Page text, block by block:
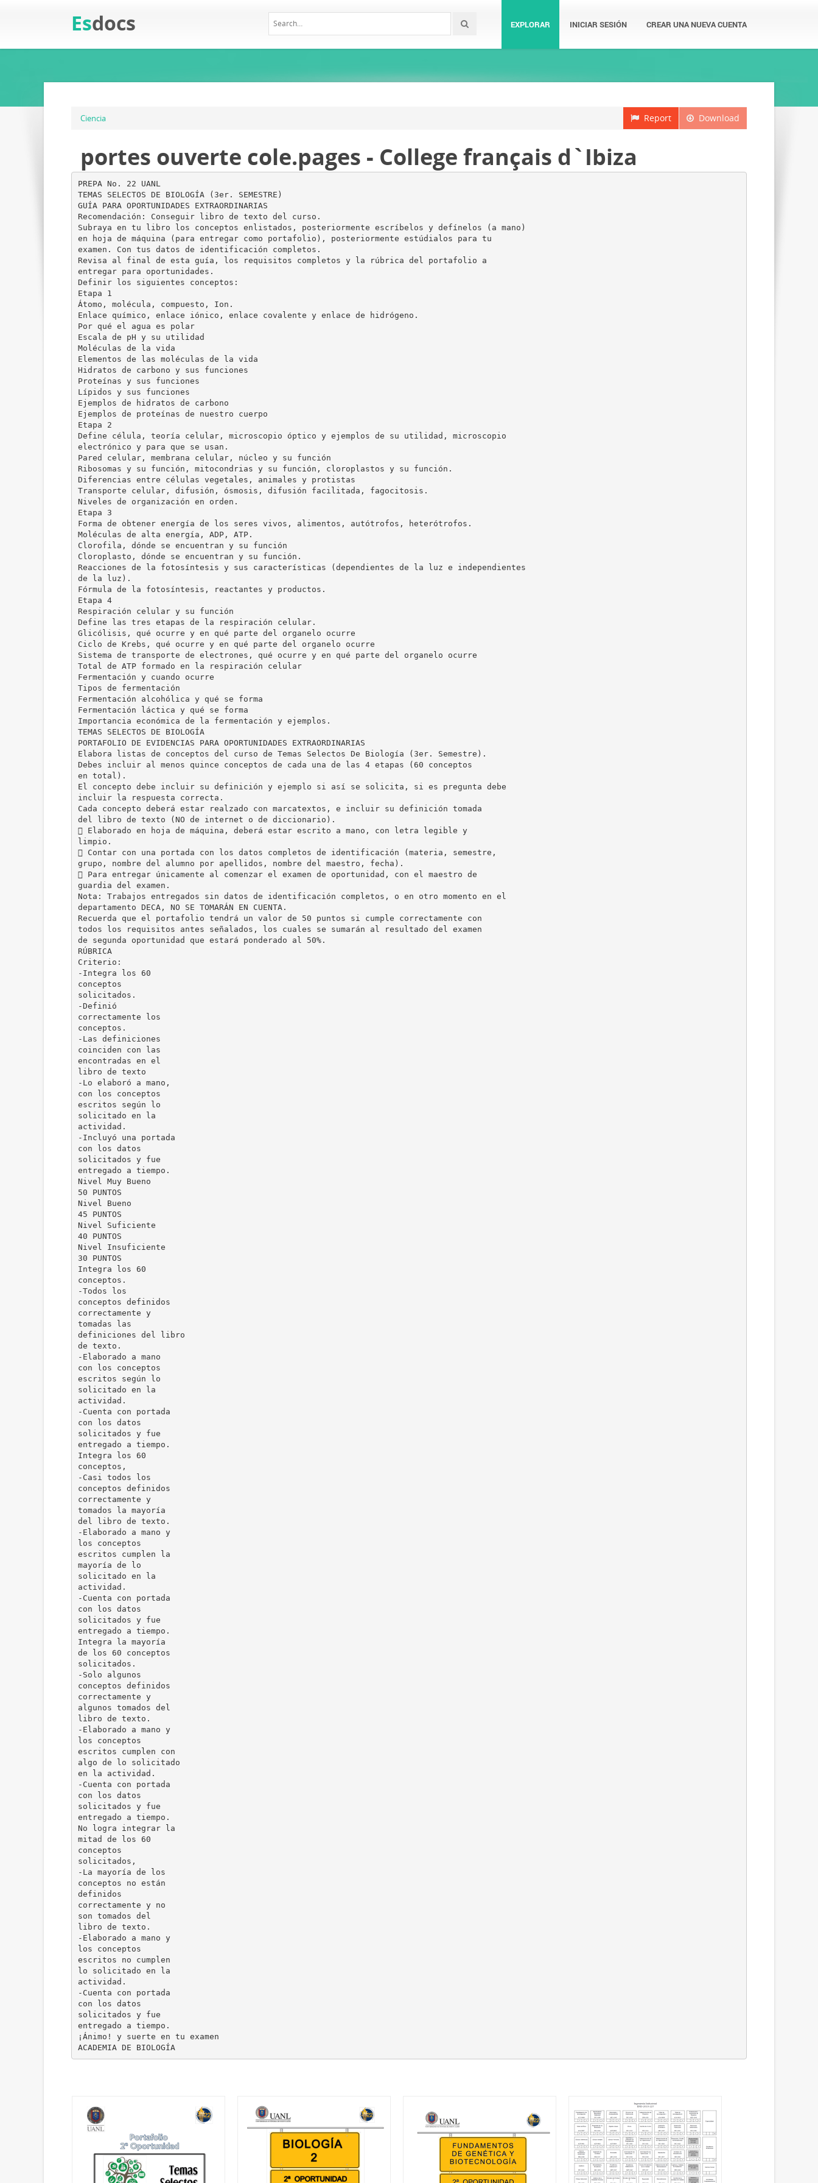
Esdocs EXPLORAR INICIAR SESIÓN CREAR UNA NUEVA CUENTA
Download
Report
Ciencia
portes ouverte cole.pages - College français d`Ibiza
PREPA No. 22 UANL
TEMAS SELECTOS DE BIOLOGÍA (3er. SEMESTRE)
GUÍA PARA OPORTUNIDADES EXTRAORDINARIAS
Recomendación: Conseguir libro de texto del curso.
Subraya en tu libro los conceptos enlistados, posteriormente escríbelos y defínelos (a mano)
en hoja de máquina (para entregar como portafolio), posteriormente estúdialos para tu
examen. Con tus datos de identificación completos.
Revisa al final de esta guía, los requisitos completos y la rúbrica del portafolio a
entregar para oportunidades.
Definir los siguientes conceptos:
Etapa 1
Átomo, molécula, compuesto, Ion.
Enlace químico, enlace iónico, enlace covalente y enlace de hidrógeno.
Por qué el agua es polar
Escala de pH y su utilidad
Moléculas de la vida
Elementos de las moléculas de la vida
Hidratos de carbono y sus funciones
Proteínas y sus funciones
Lípidos y sus funciones
Ejemplos de hidratos de carbono
Ejemplos de proteínas de nuestro cuerpo
Etapa 2
Define célula, teoría celular, microscopio óptico y ejemplos de su utilidad, microscopio
electrónico y para que se usan.
Pared celular, membrana celular, núcleo y su función
Ribosomas y su función, mitocondrias y su función, cloroplastos y su función.
Diferencias entre células vegetales, animales y protistas
Transporte celular, difusión, ósmosis, difusión facilitada, fagocitosis.
Niveles de organización en orden.
Etapa 3
Forma de obtener energía de los seres vivos, alimentos, autótrofos, heterótrofos.
Moléculas de alta energía, ADP, ATP.
Clorofila, dónde se encuentran y su función
Cloroplasto, dónde se encuentran y su función.
Reacciones de la fotosíntesis y sus características (dependientes de la luz e independientes
de la luz).
Fórmula de la fotosíntesis, reactantes y productos.
Etapa 4
Respiración celular y su función
Define las tres etapas de la respiración celular.
Glicólisis, qué ocurre y en qué parte del organelo ocurre
Ciclo de Krebs, qué ocurre y en qué parte del organelo ocurre
Sistema de transporte de electrones, qué ocurre y en qué parte del organelo ocurre
Total de ATP formado en la respiración celular
Fermentación y cuando ocurre
Tipos de fermentación
Fermentación alcohólica y qué se forma
Fermentación láctica y qué se forma
Importancia económica de la fermentación y ejemplos.
TEMAS SELECTOS DE BIOLOGÍA
PORTAFOLIO DE EVIDENCIAS PARA OPORTUNIDADES EXTRAORDINARIAS
Elabora listas de conceptos del curso de Temas Selectos De Biología (3er. Semestre).
Debes incluir al menos quince conceptos de cada una de las 4 etapas (60 conceptos
en total).
El concepto debe incluir su definición y ejemplo si así se solicita, si es pregunta debe
incluir la respuesta correcta.
Cada concepto deberá estar realzado con marcatextos, e incluir su definición tomada
del libro de texto (NO de internet o de diccionario).
 Elaborado en hoja de máquina, deberá estar escrito a mano, con letra legible y
limpio.
 Contar con una portada con los datos completos de identificación (materia, semestre,
grupo, nombre del alumno por apellidos, nombre del maestro, fecha).
 Para entregar únicamente al comenzar el examen de oportunidad, con el maestro de
guardia del examen.
Nota: Trabajos entregados sin datos de identificación completos, o en otro momento en el
departamento DECA, NO SE TOMARÁN EN CUENTA.
Recuerda que el portafolio tendrá un valor de 50 puntos si cumple correctamente con
todos los requisitos antes señalados, los cuales se sumarán al resultado del examen
de segunda oportunidad que estará ponderado al 50%.
RÚBRICA
Criterio:
-Integra los 60
conceptos
solicitados.
-Definió
correctamente los
conceptos.
-Las definiciones
coinciden con las
encontradas en el
libro de texto
-Lo elaboró a mano,
con los conceptos
escritos según lo
solicitado en la
actividad.
-Incluyó una portada
con los datos
solicitados y fue
entregado a tiempo.
Nivel Muy Bueno
50 PUNTOS
Nivel Bueno
45 PUNTOS
Nivel Suficiente
40 PUNTOS
Nivel Insuficiente
30 PUNTOS
Integra los 60
conceptos.
-Todos los
conceptos definidos
correctamente y
tomadas las
definiciones del libro
de texto.
-Elaborado a mano
con los conceptos
escritos según lo
solicitado en la
actividad.
-Cuenta con portada
con los datos
solicitados y fue
entregado a tiempo.
Integra los 60
conceptos,
-Casi todos los
conceptos definidos
correctamente y
tomados la mayoría
del libro de texto.
-Elaborado a mano y
los conceptos
escritos cumplen la
mayoría de lo
solicitado en la
actividad.
-Cuenta con portada
con los datos
solicitados y fue
entregado a tiempo.
Integra la mayoría
de los 60 conceptos
solicitados.
-Solo algunos
conceptos definidos
correctamente y
algunos tomados del
libro de texto.
-Elaborado a mano y
los conceptos
escritos cumplen con
algo de lo solicitado
en la actividad.
-Cuenta con portada
con los datos
solicitados y fue
entregado a tiempo.
No logra integrar la
mitad de los 60
conceptos
solicitados,
-La mayoría de los
conceptos no están
definidos
correctamente y no
son tomados del
libro de texto.
-Elaborado a mano y
los conceptos
escritos no cumplen
lo solicitado en la
actividad.
-Cuenta con portada
con los datos
solicitados y fue
entregado a tiempo.
¡Ánimo! y suerte en tu examen